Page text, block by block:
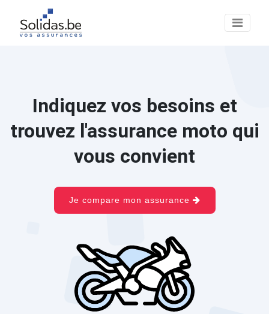
Indiquez vos besoins et
trouvez l'assurance moto qui
vous convient
Je compare mon assurance